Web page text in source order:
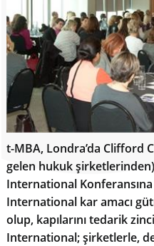
t-MBA, Londra’da Clifford
gelen hukuk
International Konferansına
International kar amacı
olup, kapılarını tedarik
International; şirketlerle,